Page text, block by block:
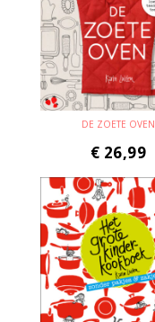
DE ZOETE OVEN
€ 26,99